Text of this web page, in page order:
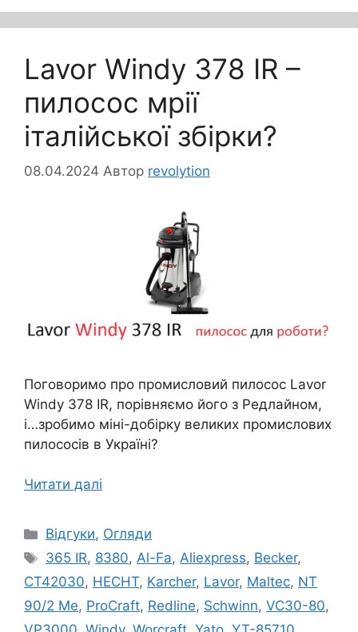
Lavor Windy 378 IR –
пилосос мрії
італійської збірки?
08.04.2024 Автор revolytion
Поговоримо про промисловий пилосос Lavor
Windy 378 IR, порівняємо його з Редлайном,
і…зробимо міні-добірку великих промислових
пилососів в Україні?
Читати далі
Категорії
Відгуки, Огляди
Позначки
365 IR, 8380,Al-Fa,Aliexpress, Becker,
CT42030, HECHT, Karcher, Lavor, Maltec, NT
90/2 Me, ProCraft, Redline, Schwinn, VC30-80,